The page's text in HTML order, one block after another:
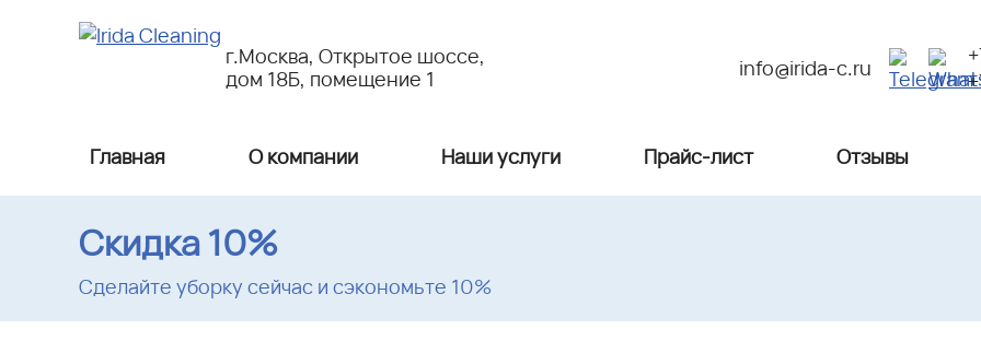
г.Москва, Открытое шоссе,
дом 18Б, помещение 1
info@irida-c.ru
Главная О компании Наши услуги Прайс-лист Отзывы
Скидка 10%
Сделайте уборку сейчас и сэкономьте 10%